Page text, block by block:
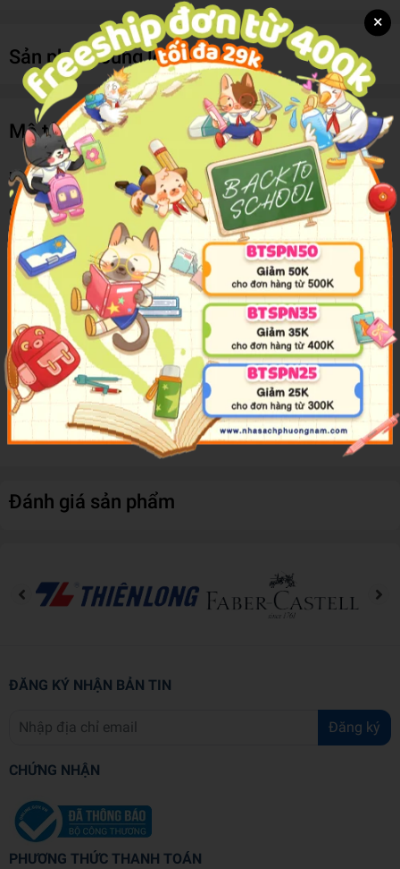
Sản phẩm cùng loại
Mô tả sản phẩm
Komi - Nữ Thần Sợ Giao Tiếp - Tập 8
Chuyến du lịch ngoại khoá đầu tiên của Komi – “nữ thần” sợ giao
tiếp bắt đầu! Cô nàng cực kì lo lắng vì hồi cấp 2 chẳng có bạn nên
cũng chưa đi tham quan với cả lớp bao giờ. Tuy nhiên, lần này nỗi
lo đó đã không còn nữa nhờ có Tadano và những người bạn thân
thiết bên cạnh. Cùng mọi người đi tham quan thắng cảnh khắp
Kyoto, tối đến ngủ chung với các bạn, cả lũ chơi đập gối, tắm
chung và thổ lộ những chuyện thầm kín, một đêm khó ngủ cùng với
những kỉ niệm đáng nhớ với mọi người.
Tập 8 của câu chuyện hài hước về người đẹp và những khoảnh
khắc lung linh lấp lánh xin phép được “trình làng”!
Đánh giá sản phẩm
ĐĂNG KÝ NHẬN BẢN TIN
Đăng ký
CHỨNG NHẬN
PHƯƠNG THỨC THANH TOÁN
×